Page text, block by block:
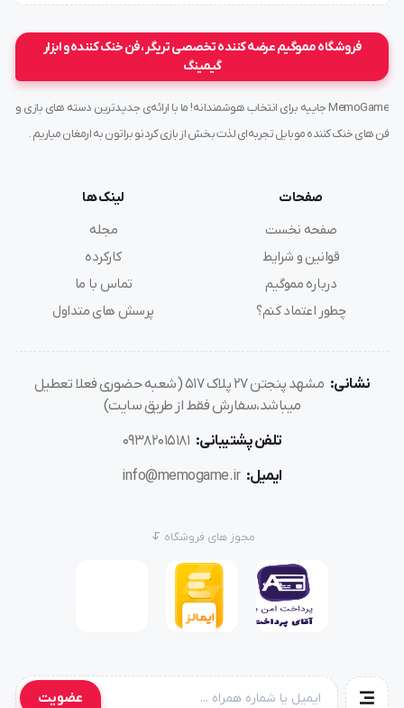
فروشگاه مموگیم عرضه کننده تخصصی تریگر ، فن خنک کننده و ابزار
گیمینگ
MemoGame جاییه برای انتخاب هوشمندانه! ما با ارائه‌ی جدیدترین دسته های بازی و
فن های خنک کننده موبایل تجربه‌ای لذت بخش از بازی کردنو براتون به ارمغان میاریم .
صفحات
صفحه نخست
قوانین و شرایط
درباره مموگیم
چطور اعتماد کنم؟
لینک ها
مجله
کارکرده
تماس با ما
پرسش های متداول
نشانی:
مشهد پنجتن ۲۷ پلاک ۵۱۷ (شعبه حضوری فعلا تعطیل
میباشد،سفارش فقط از طریق سایت)
تلفن پشتیبانی: ۰۹۳۸۲۰۱۵۱۸۱
ایمیل: info@memogame.ir
مجوز های فروشگاه
عضویت